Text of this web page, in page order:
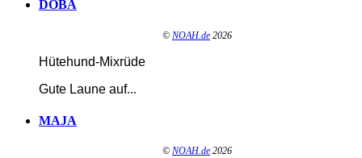
DOBA
© NOAH.de 2026
Hütehund-Mixrüde
Gute Laune auf...
MAJA
© NOAH.de 2026